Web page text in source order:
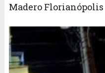
Madero Florianópolis